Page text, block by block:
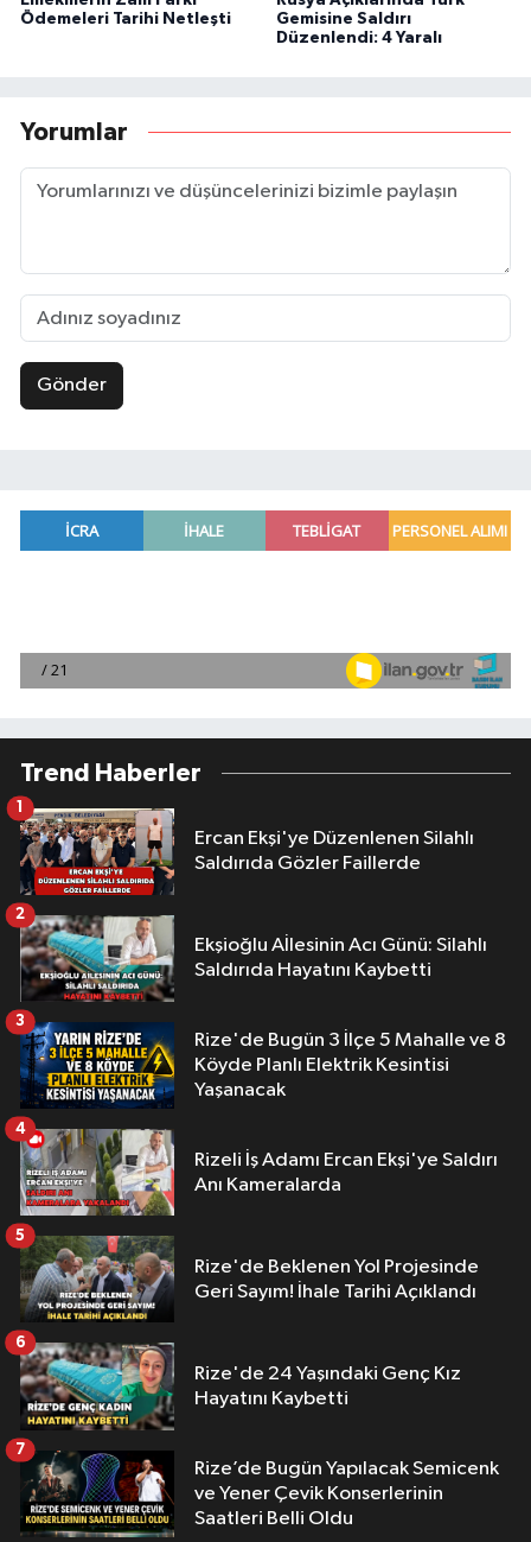
Ödemeleri Tarihi Netleşti
Gemisine Saldırı
Düzenlendi: 4 Yaralı
Yorumlar
Gönder
Trend Haberler
Ercan Ekşi'ye Düzenlenen Silahlı
Saldırıda Gözler Faillerde
1
Ekşioğlu Aİlesinin Acı Günü: Silahlı
Saldırıda Hayatını Kaybetti
2
Rize'de Bugün 3 İlçe 5 Mahalle ve 8
Köyde Planlı Elektrik Kesintisi
Yaşanacak
3
Rizeli İş Adamı Ercan Ekşi'ye Saldırı
Anı Kameralarda
4
Rize'de Beklenen Yol Projesinde
Geri Sayım! İhale Tarihi Açıklandı
5
Rize'de 24 Yaşındaki Genç Kız
Hayatını Kaybetti
6
Rize’de Bugün Yapılacak Semicenk
ve Yener Çevik Konserlerinin
Saatleri Belli Oldu
7